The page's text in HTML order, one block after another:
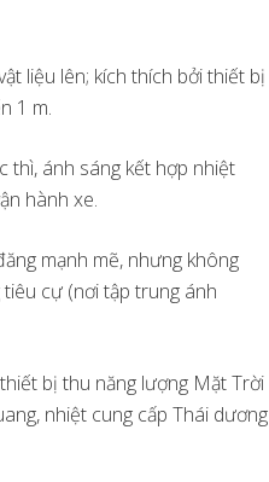
liệu lên; kích thích bởi thiết bị
1 m.
thì, ánh sáng kết hợp nhiệt
hành xe.
mạnh mẽ, nhưng không
cự (nơi tập trung ánh
bị thu năng lượng Mặt Trời
nhiệt cung cấp Thái dương